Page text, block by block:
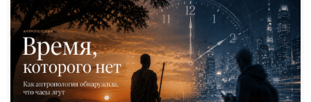
Время — не физическая универсалия, а культурная
конструкция; понимание этого стало в XXI веке
практической необходимостью для каждого человека.
Южный Судан, 1930-е годы. Британский антрополог
Эдвард Эванс-Причард приехал к народу нуэров с
простым вопросом: как вы измеряете время? Через